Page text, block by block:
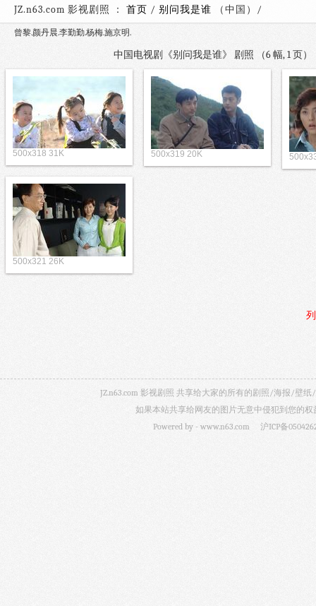
JZ.n63.com 影视剧照 ： 首页 / 别问我是谁 （中国
曾黎.颜丹晨.李勤勤.杨梅.施京明.
中国电视剧《别问我是谁》 剧照 （6 幅, 1
500x318 31K 500x319 20K
500x321 26K
JZ.n63.com 影视剧照 共享给大家的所有的剧照/海报/壁
如果本站共享给网友的图片无意中侵犯到您的
Powered by - www.n63.com 沪ICP备